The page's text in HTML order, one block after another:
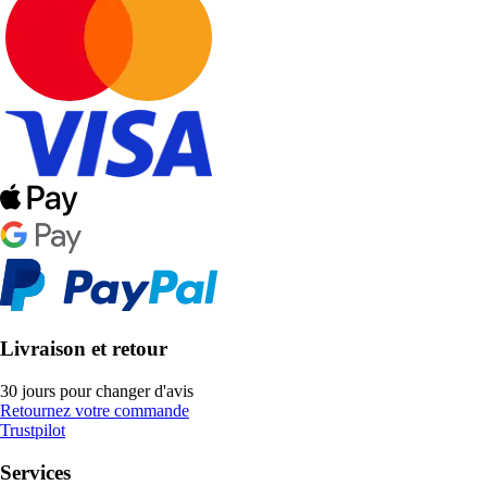
Livraison et retour
30 jours pour changer d'avis
Retournez votre commande
Trustpilot
Services